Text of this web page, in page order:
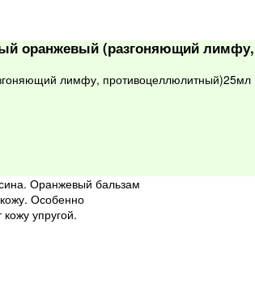
оранжевый (разгоняющий
лимфу, противоцеллюлитный)25мл
Оранжевый бальзам
Особенно
упругой.